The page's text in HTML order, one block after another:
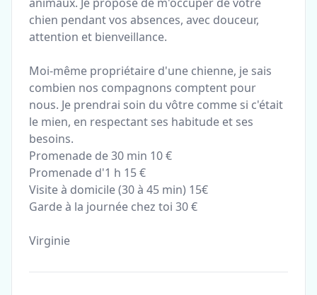
chien pendant vos absences, avec douceur,
attention et bienveillance.
Moi-même propriétaire d'une chienne, je sais
combien nos compagnons comptent pour
nous. Je prendrai soin du vôtre comme si c'était
le mien, en respectant ses habitude et ses
besoins.
Promenade de 30 min 10 €
Promenade d'1 h 15 €
Visite à domicile (30 à 45 min) 15€
Garde à la journée chez toi 30 €
Virginie